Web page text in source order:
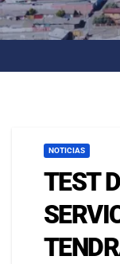
NOTICIAS
TEST